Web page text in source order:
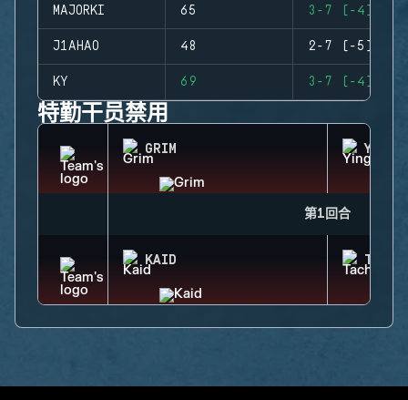
MAJORKI 65 3-7 (-4)
J1AHAO 48 2-7 (-5)
KY 69 3-7 (-4)
特勤干员禁用
GRIM YING
第1回合
KAID